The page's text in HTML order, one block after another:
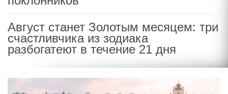
Август станет Золотым месяцем: три
счастливчика из зодиака
разбогатеют в течение 21 дня